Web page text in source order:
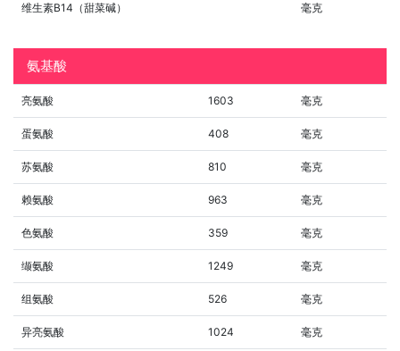
维生素B14（甜菜碱） 毫克
氨基酸
亮氨酸 1603 毫克
蛋氨酸 408 毫克
苏氨酸 810 毫克
赖氨酸 963 毫克
色氨酸 359 毫克
缬氨酸 1249 毫克
组氨酸 526 毫克
异亮氨酸 1024 毫克